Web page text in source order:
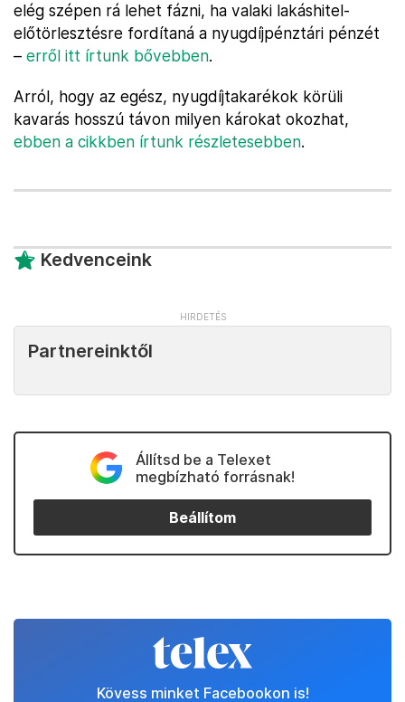
elég szépen rá lehet fázni, ha valaki lakáshitel-
előtörlesztésre fordítaná a nyugdíjpénztári pénzét
– erről itt írtunk bővebben.
Arról, hogy az egész, nyugdíjtakarékok körüli
kavarás hosszú távon milyen károkat okozhat,
ebben a cikkben írtunk részletesebben.
Kedvenceink
Partnereinktől
Állítsd be a Telexet
megbízható forrásnak!
Beállítom
Kövess minket Facebookon is!